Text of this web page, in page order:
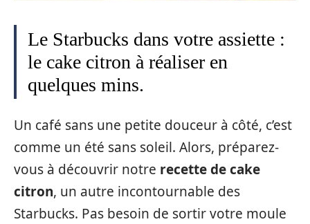
Le Starbucks dans votre assiette :
le cake citron à réaliser en
quelques mins.
Un café sans une petite douceur à côté, c’est
comme un été sans soleil. Alors, préparez-
vous à découvrir notre recette de cake
citron, un autre incontournable des
Starbucks. Pas besoin de sortir votre moule